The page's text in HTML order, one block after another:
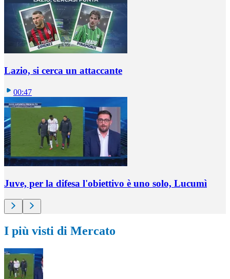
Lazio, si cerca un attaccante
00:47
Juve, per la difesa l'obiettivo è uno solo, Lucumì
I più visti di Mercato